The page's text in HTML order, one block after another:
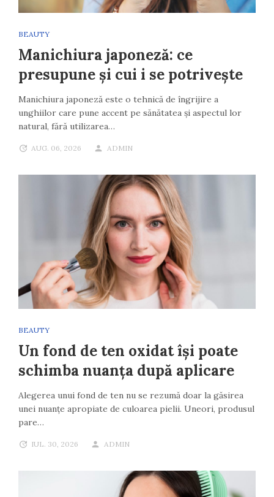
BEAUTY
Manichiura japoneză: ce
presupune și cui i se potrivește
Manichiura japoneză este o tehnică de îngrijire a
unghiilor care pune accent pe sănătatea și aspectul lor
natural, fără utilizarea…
AUG. 06, 2026 ADMIN
BEAUTY
Un fond de ten oxidat își poate
schimba nuanța după aplicare
Alegerea unui fond de ten nu se rezumă doar la găsirea
unei nuanțe apropiate de culoarea pielii. Uneori, produsul
pare…
IUL. 30, 2026 ADMIN